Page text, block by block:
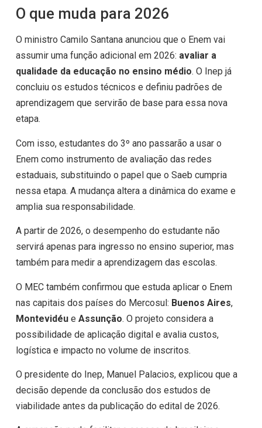
O que muda para 2026
O ministro Camilo Santana anunciou que o Enem vai
assumir uma função adicional em 2026: avaliar a
qualidade da educação no ensino médio. O Inep já
concluiu os estudos técnicos e definiu padrões de
aprendizagem que servirão de base para essa nova
etapa.
Com isso, estudantes do 3º ano passarão a usar o
Enem como instrumento de avaliação das redes
estaduais, substituindo o papel que o Saeb cumpria
nessa etapa. A mudança altera a dinâmica do exame e
amplia sua responsabilidade.
A partir de 2026, o desempenho do estudante não
servirá apenas para ingresso no ensino superior, mas
também para medir a aprendizagem das escolas.
O MEC também confirmou que estuda aplicar o Enem
nas capitais dos países do Mercosul: Buenos Aires,
Montevidéue Assunção. O projeto considera a
possibilidade de aplicação digital e avalia custos,
logística e impacto no volume de inscritos.
O presidente do Inep, Manuel Palacios, explicou que a
decisão depende da conclusão dos estudos de
viabilidade antes da publicação do edital de 2026.